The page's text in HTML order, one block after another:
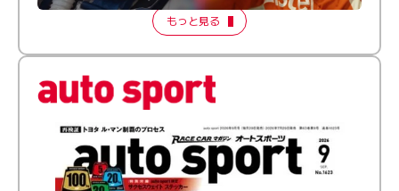
もっと見る